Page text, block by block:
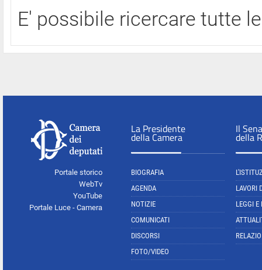
E' possibile ricercare tutte
Portale storico
WebTv
YouTube
Portale Luce - Camera
La Presidente
della Camera
BIOGRAFIA
AGENDA
NOTIZIE
COMUNICATI
DISCORSI
FOTO/VIDEO
Il
della
LAVORI
LEGGI E